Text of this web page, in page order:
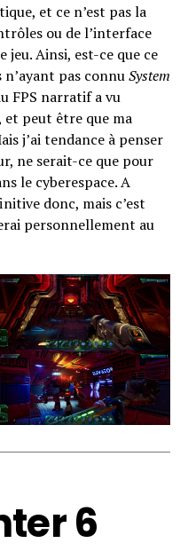
et ce n’est pas la
ou de l’interface
Ainsi, est-ce que ce
pas connuSystem
FPS narratif a vu
et peut être que ma
j’ai tendance à penser
ne serait-ce que pour
le cyberespace. A
donc, mais c’est
personnellement au
6